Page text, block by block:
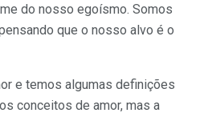
do nosso egoísmo. Somos
que o nosso alvo é o
e temos algumas definições
conceitos de amor, mas a